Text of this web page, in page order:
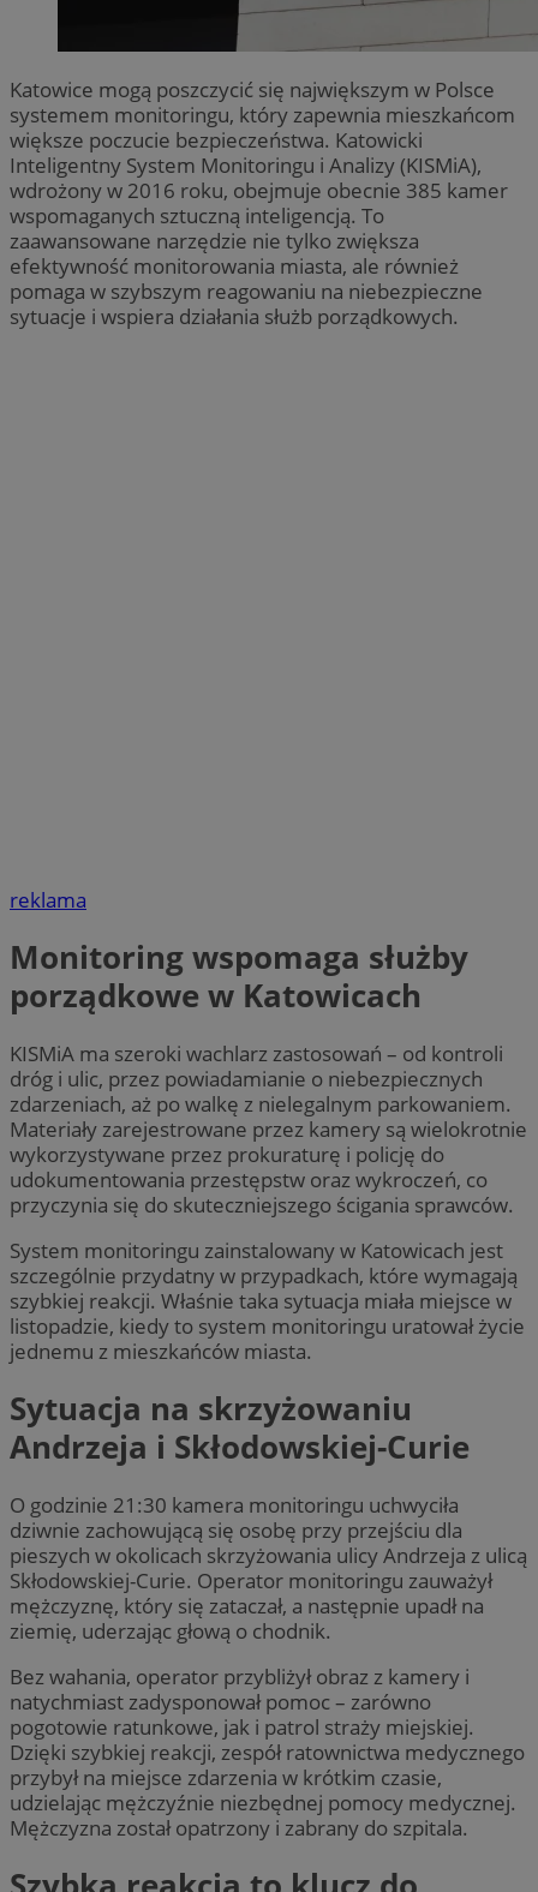
Katowice mogą poszczycić się największym w Polsce
systemem monitoringu, który zapewnia mieszkańcom
większe poczucie bezpieczeństwa. Katowicki
Inteligentny System Monitoringu i Analizy (KISMiA),
wdrożony w 2016 roku, obejmuje obecnie 385 kamer
wspomaganych sztuczną inteligencją. To
zaawansowane narzędzie nie tylko zwiększa
efektywność monitorowania miasta, ale również
pomaga w szybszym reagowaniu na niebezpieczne
sytuacje i wspiera działania służb porządkowych.
reklama
Monitoring wspomaga służby
porządkowe w Katowicach
KISMiA ma szeroki wachlarz zastosowań – od kontroli
dróg i ulic, przez powiadamianie o niebezpiecznych
zdarzeniach, aż po walkę z nielegalnym parkowaniem.
Materiały zarejestrowane przez kamery są wielokrotnie
wykorzystywane przez prokuraturę i policję do
udokumentowania przestępstw oraz wykroczeń, co
przyczynia się do skuteczniejszego ścigania sprawców.
System monitoringu zainstalowany w Katowicach jest
szczególnie przydatny w przypadkach, które wymagają
szybkiej reakcji. Właśnie taka sytuacja miała miejsce w
listopadzie, kiedy to system monitoringu uratował życie
jednemu z mieszkańców miasta.
Sytuacja na skrzyżowaniu
Andrzeja i Skłodowskiej-Curie
O godzinie 21:30 kamera monitoringu uchwyciła
dziwnie zachowującą się osobę przy przejściu dla
pieszych w okolicach skrzyżowania ulicy Andrzeja z ulicą
Skłodowskiej-Curie. Operator monitoringu zauważył
mężczyznę, który się zataczał, a następnie upadł na
ziemię, uderzając głową o chodnik.
Bez wahania, operator przybliżył obraz z kamery i
natychmiast zadysponował pomoc – zarówno
pogotowie ratunkowe, jak i patrol straży miejskiej.
Dzięki szybkiej reakcji, zespół ratownictwa medycznego
przybył na miejsce zdarzenia w krótkim czasie,
udzielając mężczyźnie niezbędnej pomocy medycznej.
Mężczyzna został opatrzony i zabrany do szpitala.